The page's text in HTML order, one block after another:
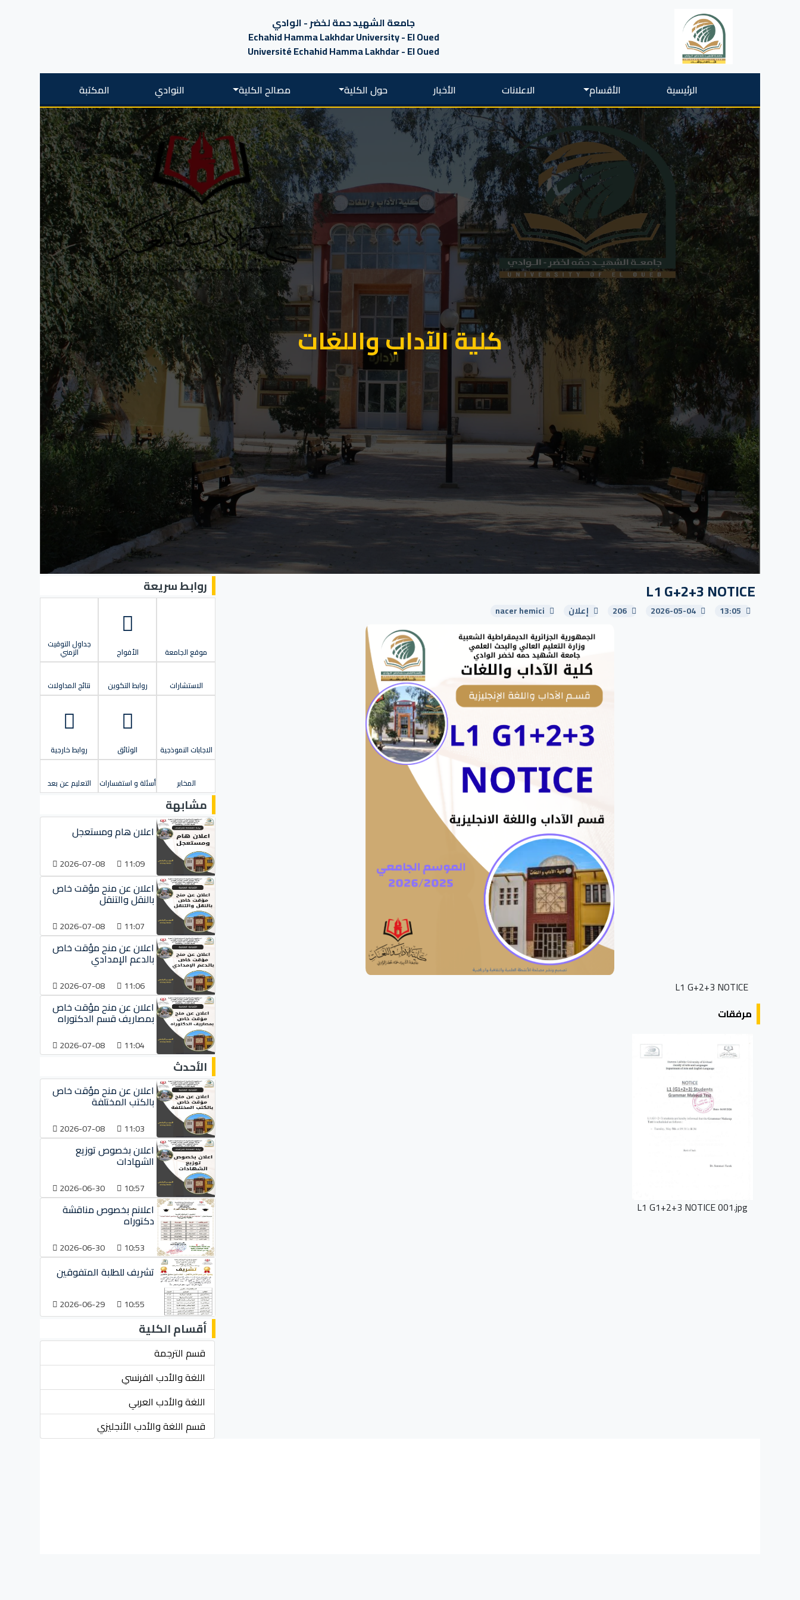
جامعة الشهيد حمة لخضر - الوادي
Echahid Hamma Lakhdar University - El Oued
Université Echahid Hamma Lakhdar - El Oued
الرئيسية الأقسام الاعلانات الأخبار حول الكلية مصالح الكلية النوادي المكتبة
كلية الآداب واللغات
L1 G+2+3 NOTICE
13:05
2026-05-04
206 إعلان nacer hemici
L1 G+2+3 NOTICE
مرفقات
L1 G1+2+3 NOTICE 001.jpg
روابط سريعة
موقع الجامعة الأفواج
جداول التوقيت
الزمني
الاستشارات روابط التكوين نتائج المداولات
الاجابات النموذجية الوثائق روابط خارجية
المخابر أسئلة و استفسارات التعليم عن بعد
مشابهة
اعلان هام ومستعجل
11:09
2026-07-08
اعلان عن منح مؤقت خاص
بالنقل والتنقل
11:07
2026-07-08
اعلان عن منح مؤقت خاص
بالدعم الإمدادي
11:06
2026-07-08
اعلان عن منح مؤقت خاص
بمصاريف قسم الدكتوراه
11:04
2026-07-08
الأحدث
اعلان عن منح مؤقت خاص
بالكتب المختلفة
11:03
2026-07-08
اعلان بخصوص توزيع
الشهادات
10:57
2026-06-30
اعلانم بخصوص مناقشة
دكتوراه
10:53
2026-06-30
تشريف للطلبة المتفوقين
10:55
2026-06-29
أقسام الكلية
قسم الترجمة
اللغة والأدب الفرنسي
اللغة والأدب العربي
قسم اللغة والأدب الأنجليزي